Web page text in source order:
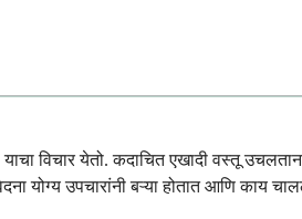
विचार येतो. कदाचित एखादी वस्तू
योग्य उपचारांनी बऱ्या होतात आणि